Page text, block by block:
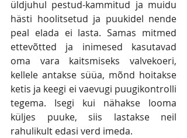
üldjuhul pestud-kammitud ja muidu
hästi hoolitsetud ja puukidel nende
peal elada ei lasta. Samas mitmed
ettevõtted ja inimesed kasutavad
oma vara kaitsmiseks valvekoeri,
kellele antakse süüa, mõnd hoitakse
ketis ja keegi ei vaevugi puugikontrolli
tegema. Isegi kui nähakse looma
küljes puuke, siis lastakse neil
rahulikult edasi verd imeda.